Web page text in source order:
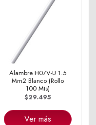
Alambre H07V-U 1.5
Mm2 Blanco (Rollo
100 Mts)
$29.495
Ver más